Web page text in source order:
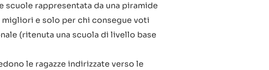
scuole rappresentata da una piramide
e solo per chi consegue voti
(ritenuta una scuola di livello base
le ragazze indirizzate verso le